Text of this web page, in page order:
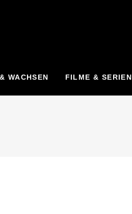
WACHSEN FILME & SERIEN